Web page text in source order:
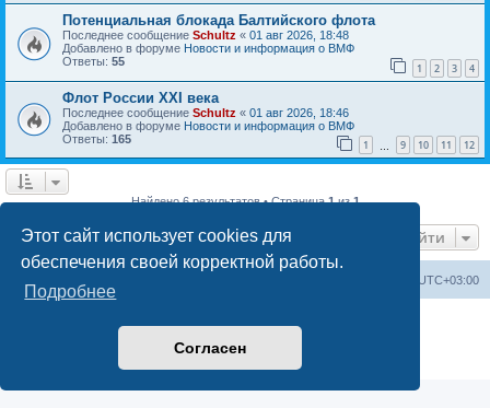
Этот сайт использует cookies для
обеспечения своей корректной работы.
Подробнее
Согласен
Потенциальная блокада Балтийского флота
Последнее сообщение Schultz « 01 авг 2026, 18:48
Добавлено в форуме Новости и информация о ВМФ
Ответы: 55 1 2 3 4
Флот России ХХI века
Последнее сообщение Schultz « 01 авг 2026, 18:46
Добавлено в форуме Новости и информация о ВМФ
Ответы: 165 1 9 10 11 12
Найдено 6 результатов • Страница1из1
Перейти
UTC+03:00